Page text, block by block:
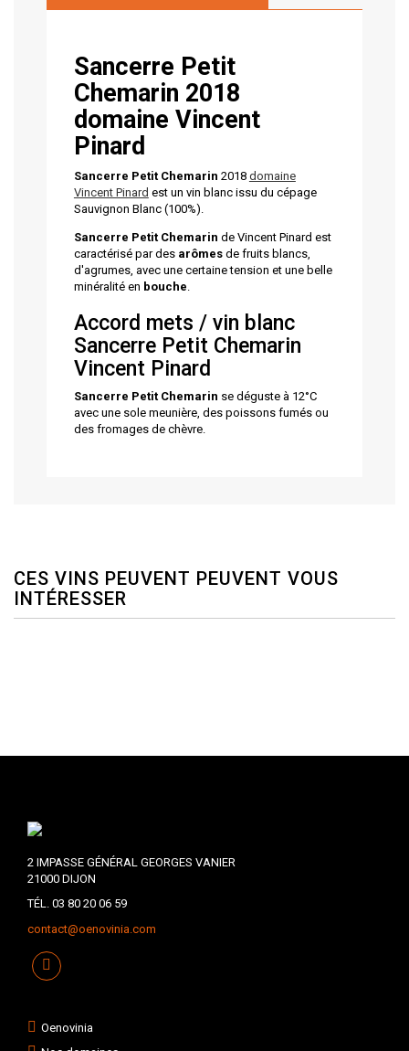
Sancerre Petit
Chemarin 2018
domaine Vincent
Pinard
Sancerre Petit Chemarin 2018 domaine
Vincent Pinard est un vin blanc issu du cépage
Sauvignon Blanc (100%).
Sancerre Petit Chemarin de Vincent Pinard est
caractérisé par des arômesde fruits blancs,
d'agrumes, avec une certaine tension et une belle
minéralité en bouche.
Accord mets / vin blanc
Sancerre Petit Chemarin
Vincent Pinard
Sancerre Petit Chemarin se déguste à 12°C
avec une sole meunière, des poissons fumés ou
des fromages de chèvre.
CES VINS PEUVENT PEUVENT VOUS
INTÉRESSER
2 IMPASSE GÉNÉRAL GEORGES VANIER
21000 DIJON
TÉL. 03 80 20 06 59
contact@oenovinia.com
Oenovinia